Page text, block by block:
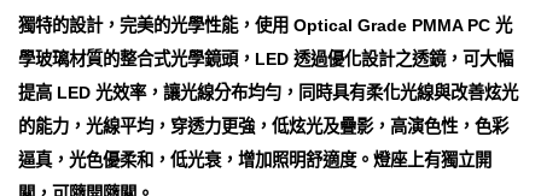
獨特的設計，完美的光學性能，使用 Optical Grade PMMA PC 光
學玻璃材質的整合式光學鏡頭，LED 透過優化設計之透鏡，可大幅
提高 LED 光效率，讓光線分布均勻，同時具有柔化光線與改善炫光
的能力，光線平均，穿透力更強，低炫光及疊影，高演色性，色彩
逼真，光色優柔和，低光衰，增加照明舒適度。燈座上有獨立開